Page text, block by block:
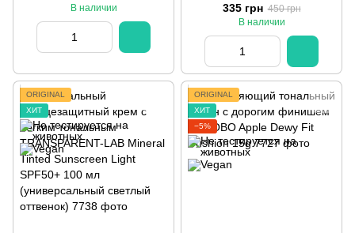
В наличии
335 грн 450 грн
В наличии
ORIGINAL
ХИТ
ORIGINAL
ХИТ
−5%